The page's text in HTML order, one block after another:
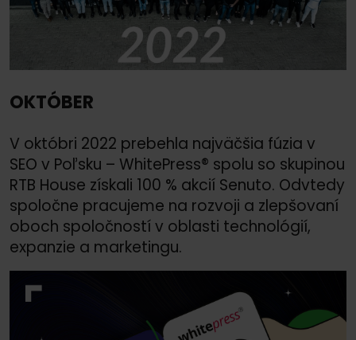
OKTÓBER
V októbri 2022 prebehla najväčšia fúzia v
SEO v Poľsku – WhitePress® spolu so skupinou
RTB House získali 100 % akcií Senuto. Odvtedy
spoločne pracujeme na rozvoji a zlepšovaní
oboch spoločností v oblasti technológií,
expanzie a marketingu.